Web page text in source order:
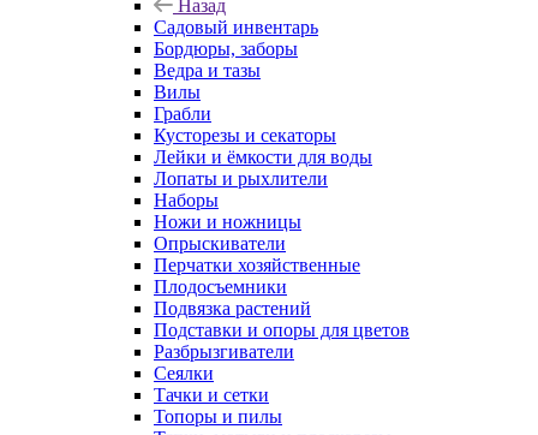
Назад
Садовый инвентарь
Бордюры, заборы
Ведра и тазы
Вилы
Грабли
Кусторезы и секаторы
Лейки и ёмкости для воды
Лопаты и рыхлители
Наборы
Ножи и ножницы
Опрыскиватели
Перчатки хозяйственные
Плодосъемники
Подвязка растений
Подставки и опоры для цветов
Разбрызгиватели
Сеялки
Тачки и сетки
Топоры и пилы